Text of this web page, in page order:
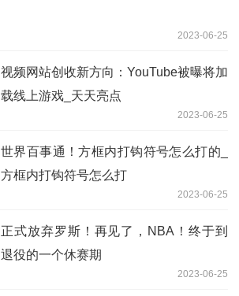
2023-06-25
视频网站创收新方向：YouTube被曝将加
载线上游戏_天天亮点
2023-06-25
世界百事通！方框内打钩符号怎么打的_
方框内打钩符号怎么打
2023-06-25
正式放弃罗斯！再见了，NBA！终于到
退役的一个休赛期
2023-06-25